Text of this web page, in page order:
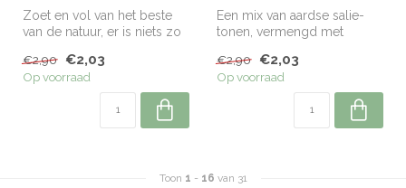
Zoet en vol van het beste
van de natuur, er is niets zo
€2,90
€2,03
Op voorraad
Een mix van aardse salie-
tonen, vermengd met
citroen-limo...
€2,90 €2,03
Op voorraad
Toon 1 - 16 van 31